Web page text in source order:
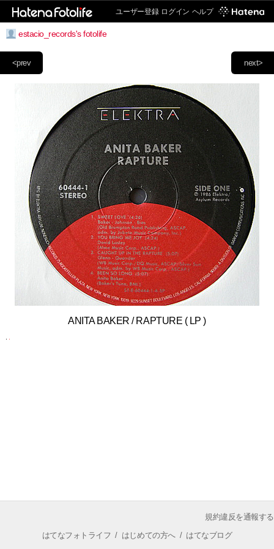
ユーザー登録 ログイン ヘルプ
estacio_records's fotolife
next>
<prev
ANITA BAKER / RAPTURE ( LP )
規約違反を通報する
はてなフォトライフ / はじめての方へ/ はてなブログ